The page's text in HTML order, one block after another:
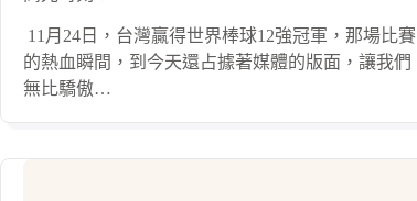
​ 11月24日，台灣贏得世界棒球12強冠軍，那場比賽
的熱血瞬間，到今天還占據著媒體的版面，讓我們
無比驕傲…